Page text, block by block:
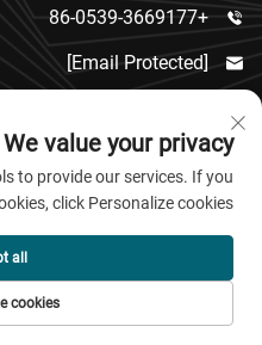

+86-0539-3669177

[email Protected]

مقاطعة لينكو، مدينة
حقوق النشر
المحدودة.
سياسة
We value your privacy
to provide our services. If you
click Personalize cookies.
cookies
all